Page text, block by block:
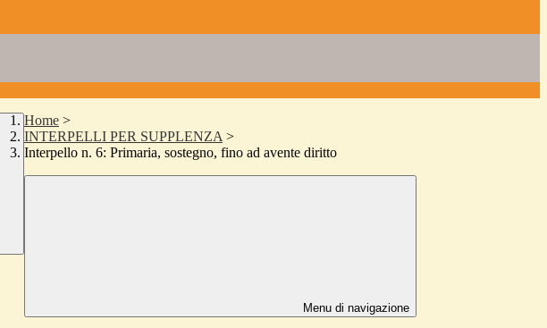
Home >
INTERPELLI PER SUPPLENZA >
Interpello n. 6: Primaria, sostegno, fino ad avente diritto
Menu di navigazione